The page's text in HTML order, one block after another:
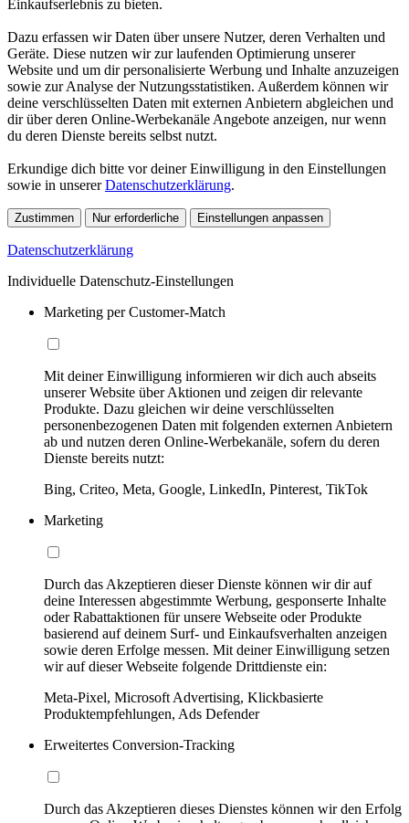
Einkaufserlebnis zu bieten.
Dazu erfassen wir Daten über unsere Nutzer, deren Verhalten und
Geräte. Diese nutzen wir zur laufenden Optimierung unserer
Website und um dir personalisierte Werbung und Inhalte anzuzeigen
sowie zur Analyse der Nutzungsstatistiken. Außerdem können wir
deine verschlüsselten Daten mit externen Anbietern abgleichen und
dir über deren Online-Werbekanäle Angebote anzeigen, nur wenn
du deren Dienste bereits selbst nutzt.
Erkundige dich bitte vor deiner Einwilligung in den Einstellungen
sowie in unsererDatenschutzerklärung.
Zustimmen Nur erforderliche Einstellungen anpassen
Datenschutzerklärung
Individuelle Datenschutz-Einstellungen
Marketing per Customer-Match
Mit deiner Einwilligung informieren wir dich auch abseits
unserer Website über Aktionen und zeigen dir relevante
Produkte. Dazu gleichen wir deine verschlüsselten
personenbezogenen Daten mit folgenden externen Anbietern
ab und nutzen deren Online-Werbekanäle, sofern du deren
Dienste bereits nutzt:
Bing, Criteo, Meta, Google, LinkedIn, Pinterest, TikTok
Marketing
Durch das Akzeptieren dieser Dienste können wir dir auf
deine Interessen abgestimmte Werbung, gesponserte Inhalte
oder Rabattaktionen für unsere Webseite oder Produkte
basierend auf deinem Surf- und Einkaufsverhalten anzeigen
sowie deren Erfolge messen. Mit deiner Einwilligung setzen
wir auf dieser Webseite folgende Drittdienste ein:
Meta-Pixel, Microsoft Advertising, Klickbasierte
Produktempfehlungen, Ads Defender
Erweitertes Conversion-Tracking
Durch das Akzeptieren dieses Dienstes können wir den Erfolg